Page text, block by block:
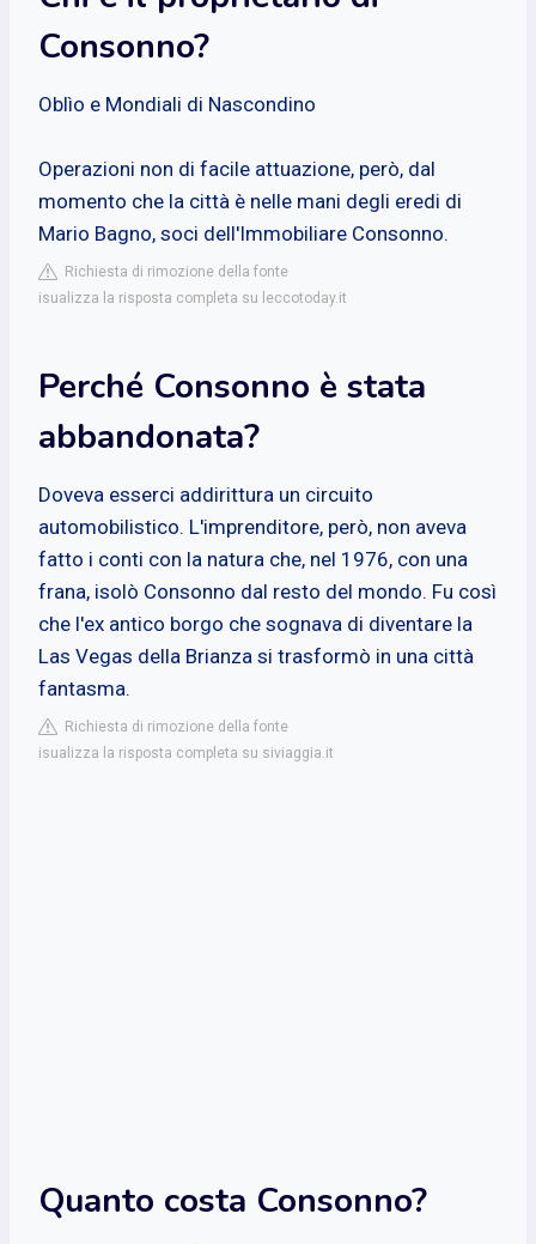
Consonno?
Oblìo e Mondiali di Nascondino
Operazioni non di facile attuazione, però, dal
momento che la città è nelle mani degli eredi di
Mario Bagno, soci dell'Immobiliare Consonno.
Richiesta di rimozione della fonte
isualizza la risposta completa su leccotoday.it
Perché Consonno è stata
abbandonata?
Doveva esserci addirittura un circuito
automobilistico. L'imprenditore, però, non aveva
fatto i conti con la natura che, nel 1976, con una
frana, isolò Consonno dal resto del mondo. Fu così
che l'ex antico borgo che sognava di diventare la
Las Vegas della Brianza si trasformò in una città
fantasma.
Richiesta di rimozione della fonte
isualizza la risposta completa su siviaggia.it
Quanto costa Consonno?